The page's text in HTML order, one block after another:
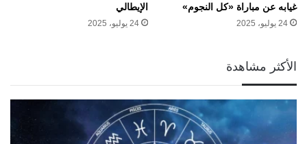
غيابه عن مباراة «كل النجوم»
24 يوليو، 2025
الإيطالي
24 يوليو، 2025
الأكثر مشاهدة